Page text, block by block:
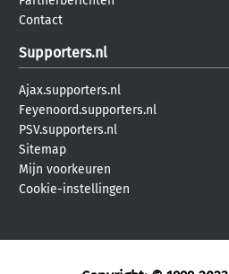
Contact
Supporters.nl
Ajax.supporters.nl
Feyenoord.supporters.nl
PSV.supporters.nl
Sitemap
Mijn voorkeuren
Cookie-instellingen